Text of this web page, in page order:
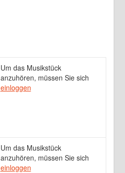
Um das Musikstück
anzuhören, müssen Sie sich
einloggen
Um das Musikstück
anzuhören, müssen Sie sich
einloggen